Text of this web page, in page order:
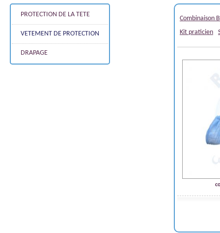
PROTECTION DE LA TETE
VETEMENT DE PROTECTION
DRAPAGE
Combinaison
Kit praticien